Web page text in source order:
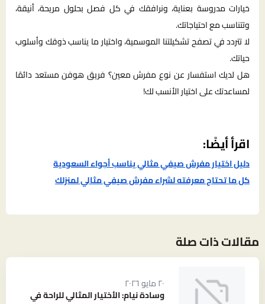
خيارات مدروسة بعناية، ونرافقك في كل فصل بحلول مريحة، أنيقة،
وتتناسب مع احتياجاتك.
لا تتردد في تصفح تشكيلتنا الموسمية، واختيار ما يناسب ذوقك وأسلوب
حياتك.
هل لديك استفسار عن نوع مفرش معين؟ فريق هوفن مستعد دائمًا
لمساعدتك على اختيار الأنسب لك!
اقرأ أيضًا:
دليل اختيار مفرش صيفي مثالي يناسب أجواء السعودية
كل ما تحتاج معرفته لشراء مفرش صيفي مثالي لمنزلك
مقالات ذات صلة
٢٠ مايو ٢٠٢٦
وسادة نيام: الأختيار المثالي للراحة في